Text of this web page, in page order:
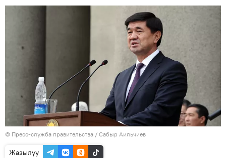
© Пресс-служба правительства / Сабыр Аильчиев
Жазылуу